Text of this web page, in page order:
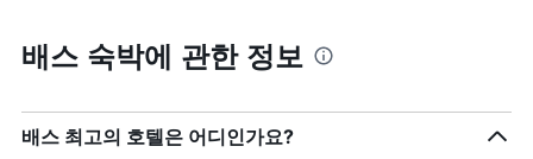
배스 숙박에 관한 정보
배스 최고의 호텔은 어디인가요?